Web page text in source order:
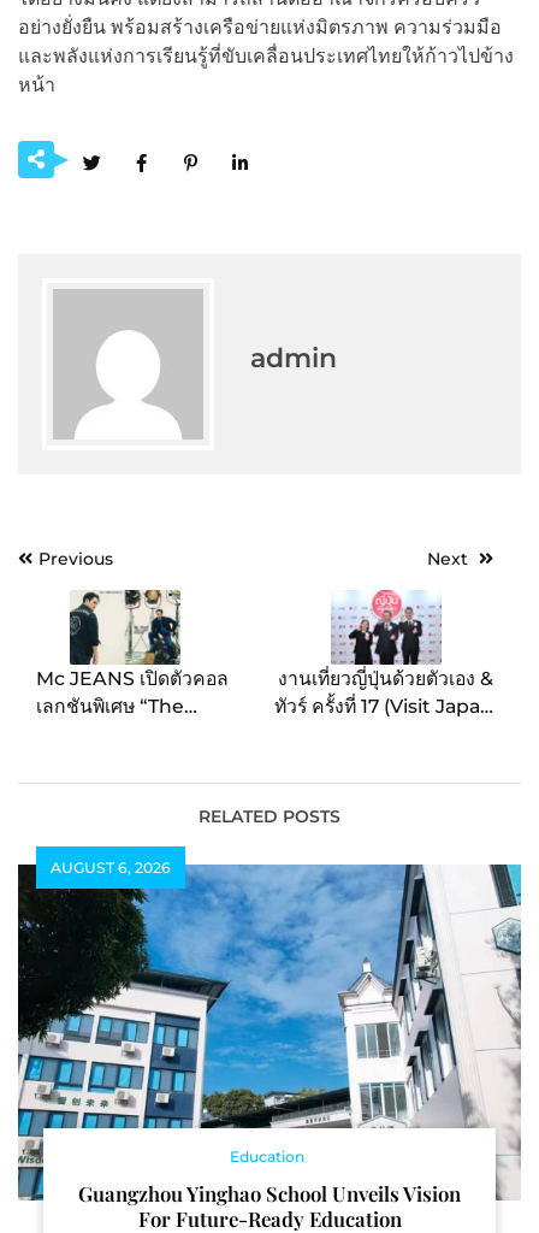
อย่างยั่งยืน พร้อมสร้างเครือข่ายแห่งมิตรภาพ ความร่วมมือ
และพลังแห่งการเรียนรู้ที่ขับเคลื่อนประเทศไทยให้ก้าวไปข้าง
หน้า
admin
PostPrevious
Mc JEANS เปิดตัวคอล
เลกชันพิเศษ “The
ถ่ายทอดความเรียบ เท่
Next
งานเที่ยวญี่ปุ่นด้วยตัวเอง &
ทัวร์ ครั้งที่ 17 (Visit Japan
ในไทย
RELATED POSTS
AUGUST 6, 2026
Education
Guangzhou Yinghao School Unveils Vision
For Future-Ready Education